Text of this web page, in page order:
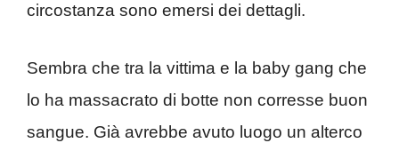
circostanza sono emersi dei dettagli.
Sembra che tra la vittima e la baby gang che
lo ha massacrato di botte non corresse buon
sangue. Già avrebbe avuto luogo un alterco